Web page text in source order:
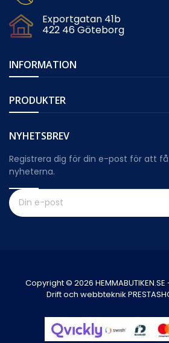
Exportgatan 41b
422 46 Göteborg
INFORMATION
PRODUKTER
NYHETSBREV
Registrera dig för din e-post för att
nyheterna.
Copyright © 2026
Drift och webbteknik